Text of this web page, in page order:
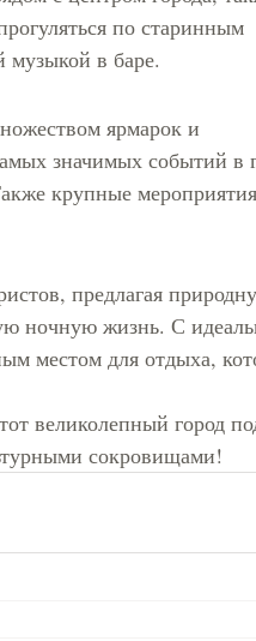
по старинным
музыкой в баре.
ярмарок и
значимых событий в
крупные
предлагая
ночную жизнь. С
местом для отдыха,
великолепный город
сокровищами!